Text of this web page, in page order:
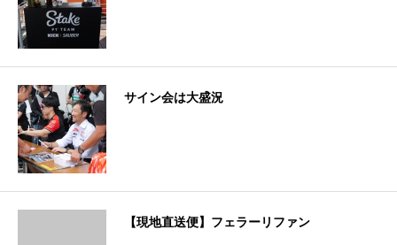
サイン会は大盛況
【現地直送便】フェラーリファン